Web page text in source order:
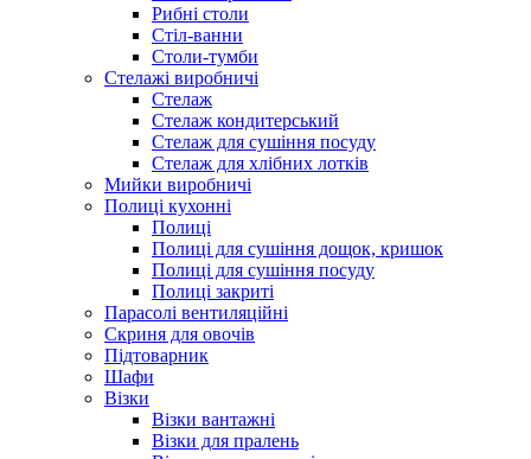
Рибні столи
Стіл-ванни
Столи-тумби
Стелажі виробничі
Стелаж
Стелаж кондитерський
Стелаж для сушіння посуду
Стелаж для хлібних лотків
Мийки виробничі
Полиці кухонні
Полиці
Полиці для сушіння дощок, кришок
Полиці для сушіння посуду
Полиці закриті
Парасолі вентиляційні
Скриня для овочів
Підтоварник
Шафи
Візки
Візки вантажні
Візки для пралень